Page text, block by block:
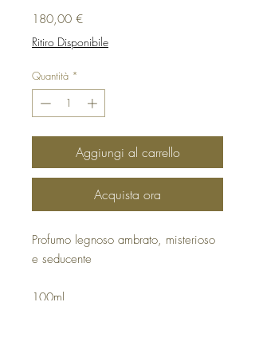
180,00 €Prezzo
Ritiro Disponibile
Quantità *
Aggiungi al carrello
Acquista ora
Profumo legnoso ambrato, misterioso
e seducente
100ml